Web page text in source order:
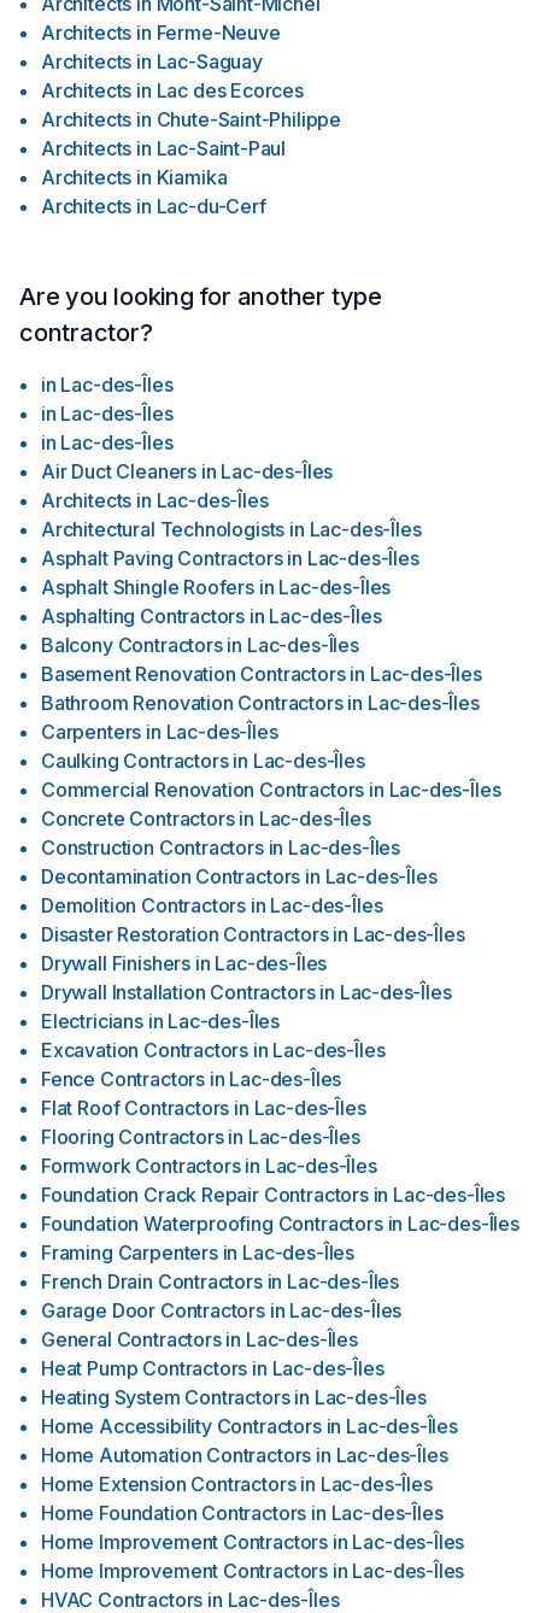
Architects in Ferme-Neuve
Architects in Lac-Saguay
Architects in Lac des Ecorces
Architects in Chute-Saint-Philippe
Architects in Lac-Saint-Paul
Architects in Kiamika
Architects in Lac-du-Cerf
Are you looking for another type
contractor?
in Lac-des-Îles
in Lac-des-Îles
in Lac-des-Îles
Air Duct Cleaners in Lac-des-Îles
Architects in Lac-des-Îles
Architectural Technologists in Lac-des-Îles
Asphalt Paving Contractors in Lac-des-Îles
Asphalt Shingle Roofers in Lac-des-Îles
Asphalting Contractors in Lac-des-Îles
Balcony Contractors in Lac-des-Îles
Basement Renovation Contractors in Lac-des-Îles
Bathroom Renovation Contractors in Lac-des-Îles
Carpenters in Lac-des-Îles
Caulking Contractors in Lac-des-Îles
Commercial Renovation Contractors in Lac-des-Îles
Concrete Contractors in Lac-des-Îles
Construction Contractors in Lac-des-Îles
Decontamination Contractors in Lac-des-Îles
Demolition Contractors in Lac-des-Îles
Disaster Restoration Contractors in Lac-des-Îles
Drywall Finishers in Lac-des-Îles
Drywall Installation Contractors in Lac-des-Îles
Electricians in Lac-des-Îles
Excavation Contractors in Lac-des-Îles
Fence Contractors in Lac-des-Îles
Flat Roof Contractors in Lac-des-Îles
Flooring Contractors in Lac-des-Îles
Formwork Contractors in Lac-des-Îles
Foundation Crack Repair Contractors in Lac-des-Îles
Foundation Waterproofing Contractors in Lac-des-Îles
Framing Carpenters in Lac-des-Îles
French Drain Contractors in Lac-des-Îles
Garage Door Contractors in Lac-des-Îles
General Contractors in Lac-des-Îles
Heat Pump Contractors in Lac-des-Îles
Heating System Contractors in Lac-des-Îles
Home Accessibility Contractors in Lac-des-Îles
Home Automation Contractors in Lac-des-Îles
Home Extension Contractors in Lac-des-Îles
Home Foundation Contractors in Lac-des-Îles
Home Improvement Contractors in Lac-des-Îles
Home Improvement Contractors in Lac-des-Îles
HVAC Contractors in Lac-des-Îles